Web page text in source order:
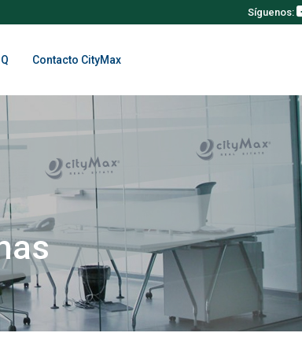
Síguenos:
Contacto CityMax